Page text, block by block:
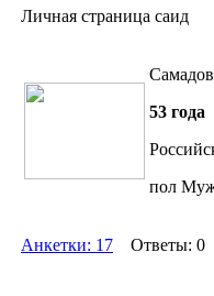
Личная страница саид
53 года
пол
Анкетки: 17 Ответы: 0